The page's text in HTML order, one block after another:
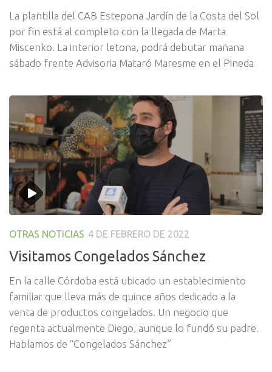
La plantilla del CAB Estepona Jardín de la Costa del Sol
por fin está al completo con la llegada de Marta
Miscenko. La interior letona, podrá debutar mañana
sábado frente Advisoria Mataró Maresme en el Pineda
OTRAS NOTICIAS 4 DE FEBRERO DE 2022
Visitamos Congelados Sánchez
En la calle Córdoba está ubicado un establecimiento
familiar que lleva más de quince años dedicado a la
venta de productos congelados. Un negocio que
regenta actualmente Diego, aunque lo fundó su padre.
Hablamos de “Congelados Sánchez”